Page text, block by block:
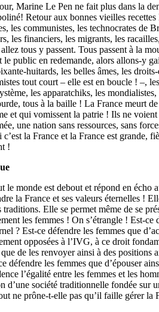
Marine Le Pen ne fait plus dans la
Retour aux bonnes vieilles recettes
les communistes, les technocrates de
les financiers, les migrants, les
tous y passent. Tous passent à la
public en redemande, alors allons-y
huitards, les belles âmes, les
tout court – elle est en boucle ! –,
les apparatchiks, les
tous à la baille ! La France meurt
et qui vomissent la patrie ! Ils ne
une nation sans ressources, sans
la France et la France est grande,
!
monde est debout et répond en écho
la France et ses valeurs éternelles !
Elle se permet même de se
les femmes ! On s’étrangle ! Est-ce
? Est-ce défendre les femmes que
opposées à l’IVG, à ce droit
de les renvoyer ainsi à des positions
défendre les femmes que d’épouser
l’égalité entre les femmes et les
d’une société traditionnelle fondée sur
ne prône-t-elle pas qu’il faille gérer la